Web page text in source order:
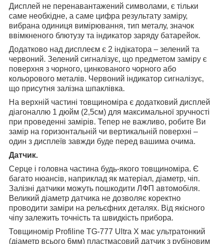
Дисплей не перенавантажений символами, є тільки
саме необхідне, а саме цифра результату заміру,
вибрана одиниця вимірювання, тип металу, значок
ввімкненого блютузу та індикатор заряду батарейок.
Додатково над дисплеєм є 2 індікатора – зелений та
червоний. Зелений сигналізує, що предметом заміру є
поверхня з чорного, цинкованого чорного або
кольорового металів. Червоний індикатор сигналізує,
що присутня залізна шпаклівка.
На верхній частині товщиноміра є додатковий дисплей
діагоналлю 1 дюйм (2,5см) для максимальної зручності
при проведенні замірів. Тепер не важливо, робите Ви
замір на горизонтальній чи вертикальній поверхні –
один з дисплеїв завжди буде перед вашима очима.
Датчик.
Серце і головна частина будь-якого товщиноміра. Є
багато нюансів, наприклад як матеріал, діаметр, чіп.
Залізні датчики можуть пошкодити ЛФП автомобіля.
Великий діаметр датчика не дозволяє коректно
проводити заміри на рельєфних деталях. Від якісного
чіпу залежить точність та швидкість прибора.
Товщиномір Profiline TG-777 Ultra X має ультратонкий
(діаметр всього 6мм) пластмасовий датчик з рубіновим